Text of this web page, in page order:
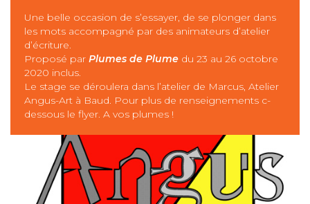
Une belle occasion de s’essayer, de se plonger dans
les mots accompagné par des animateurs d’atelier
d’écriture.
Proposé par Plumes de Plume du 23 au 26 octobre
2020 inclus.
Le stage se déroulera dans l’atelier de Marcus, Atelier
Angus-Art à Baud. Pour plus de renseignements c-
dessous le flyer. A vos plumes !